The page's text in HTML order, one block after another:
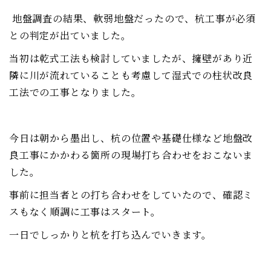
地盤調査の結果、軟弱地盤だったので、杭工事が必須
との判定が出ていました。
当初は乾式工法も検討していましたが、擁壁があり近
隣に川が流れていることも考慮して湿式での柱状改良
工法での工事となりました。
今日は朝から墨出し、杭の位置や基礎仕様など地盤改
良工事にかかわる箇所の現場打ち合わせをおこないま
した。
事前に担当者との打ち合わせをしていたので、確認ミ
スもなく順調に工事はスタート。
一日でしっかりと杭を打ち込んでいきます。